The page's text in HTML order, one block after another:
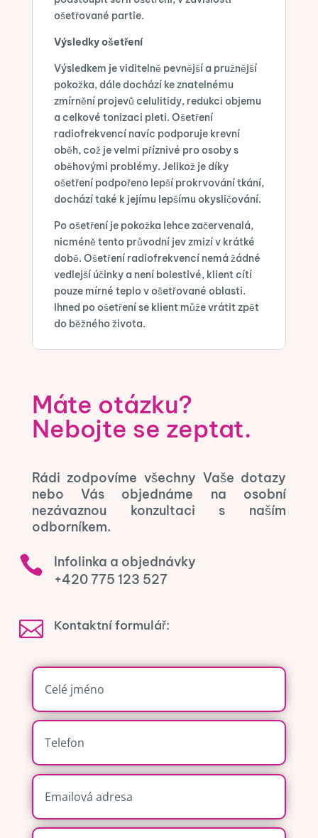
ošetřované partie.
Výsledky ošetření
Výsledkem je viditelně pevnější a pružnější
pokožka, dále dochází ke znatelnému
zmírnění projevů celulitidy, redukci objemu
a celkové tonizaci pleti. Ošetření
radiofrekvencí navíc podporuje krevní
oběh, což je velmi příznivé pro osoby s
oběhovými problémy. Jelikož je díky
ošetření podpořeno lepší prokrvování tkání,
dochází také k jejímu lepšímu okysličování.
Po ošetření je pokožka lehce začervenalá,
nicméně tento průvodní jev zmizí v krátké
době. Ošetření radiofrekvencí nemá žádné
vedlejší účinky a není bolestivé, klient cítí
pouze mírné teplo v ošetřované oblasti.
Ihned po ošetření se klient může vrátit zpět
do běžného života.
Máte otázku?
Nebojte se zeptat.
Rádi zodpovíme všechny Vaše dotazy
nebo Vás objednáme na osobní
nezávaznou konzultaci s naším
odborníkem.

Infolinka a objednávky
+420 775 123 527
 Kontaktní formulář: